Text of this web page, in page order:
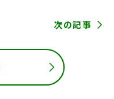
次の記事